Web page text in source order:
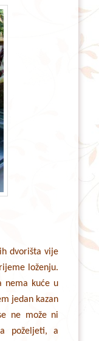
dvorišta vije
loženju.
nema kuće u
jedan kazan
ne može ni
poželjeti, a